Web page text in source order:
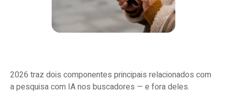
2026 traz dois componentes principais relacionados com
a pesquisa com IA nos buscadores — e fora deles.